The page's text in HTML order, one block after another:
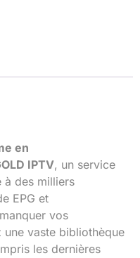
en
IPTV, un service
à des milliers
EPG et
vos
vaste bibliothèque
les dernières